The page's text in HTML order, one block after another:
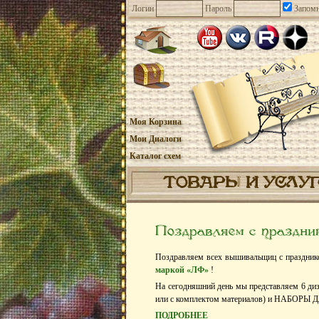
Логин Пароль
Моя Корзина
Мои Диалоги
Каталог схем
ТОВАРЫ И
Поздравляем с
Поздравляем всех вышивальщиц с
маркой «ЛФ» !
На сегодняшний день мы представляем
или с комплектом материалов) и
ПОДРОБНЕЕ